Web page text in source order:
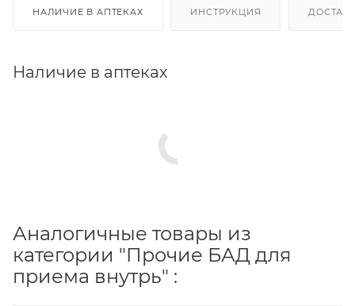
НАЛИЧИЕ В АПТЕКАХ ИНСТРУКЦИЯ
Наличие в аптеках
Аналогичные товары из
категории "Прочие БАД для
приема внутрь" :